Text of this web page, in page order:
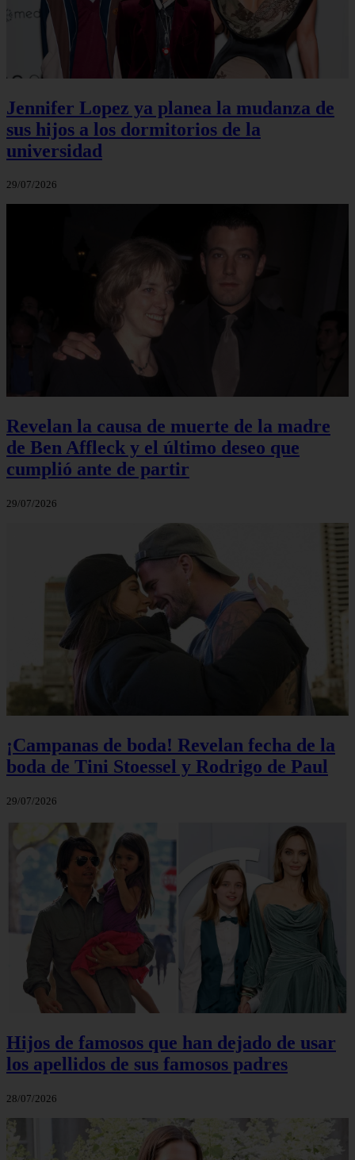
Jennifer Lopez ya planea la mudanza de
sus hijos a los dormitorios de la
universidad
29/07/2026
Revelan la causa de muerte de la madre
de Ben Affleck y el último deseo que
cumplió ante de partir
29/07/2026
¡Campanas de boda! Revelan fecha de la
boda de Tini Stoessel y Rodrigo de Paul
29/07/2026
Hijos de famosos que han dejado de usar
los apellidos de sus famosos padres
28/07/2026